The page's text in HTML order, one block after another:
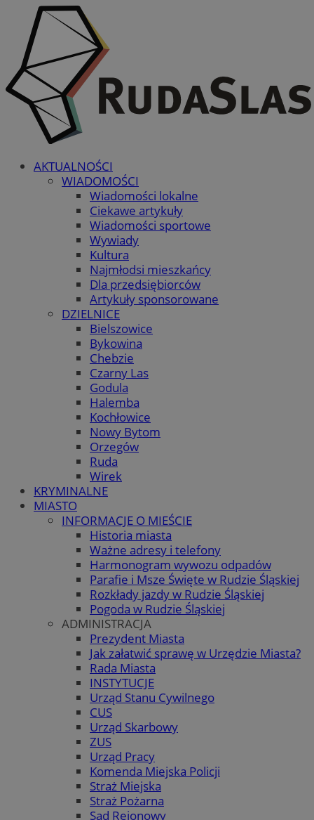
AKTUALNOŚCI
WIADOMOŚCI
Wiadomości lokalne
Ciekawe artykuły
Wiadomości sportowe
Wywiady
Kultura
Najmłodsi mieszkańcy
Dla przedsiębiorców
Artykuły sponsorowane
DZIELNICE
Bielszowice
Bykowina
Chebzie
Czarny Las
Godula
Halemba
Kochłowice
Nowy Bytom
Orzegów
Ruda
Wirek
KRYMINALNE
MIASTO
INFORMACJE O MIEŚCIE
Historia miasta
Ważne adresy i telefony
Harmonogram wywozu odpadów
Parafie i Msze Święte w Rudzie Śląskiej
Rozkłady jazdy w Rudzie Śląskiej
Pogoda w Rudzie Śląskiej
ADMINISTRACJA
Prezydent Miasta
Jak załatwić sprawę w Urzędzie Miasta?
Rada Miasta
INSTYTUCJE
Urząd Stanu Cywilnego
CUS
Urząd Skarbowy
ZUS
Urząd Pracy
Komenda Miejska Policji
Straż Miejska
Straż Pożarna
Sąd Rejonowy